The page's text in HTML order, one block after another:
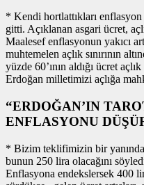
* Kendi hortlattıkları
gitti. Açıklanan asgari ücret,
Maalesef enflasyonun yakıcı
muhtemelen açlık sınırının
yüzde 60’ının aldığı ücret
Erdoğan milletimizi açlığa
“ERDOĞAN’IN
ENFLASYONU
* Bizim teklifimizin bir
bunun 250 lira olacağını
Enflasyona endekslersek 400